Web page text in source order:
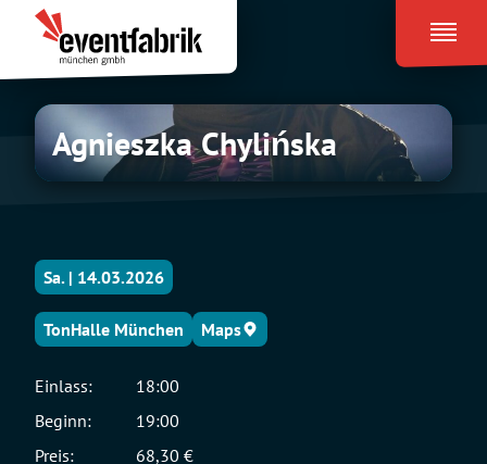
Inhalt
springen
Eventfabrik
München
Agnieszka
Chylińska
Agnieszka Chylińska
Sa. | 14.03.2026
TonHalle München Maps
Einlass:
18:00
Beginn:
19:00
Preis:
68,30 €